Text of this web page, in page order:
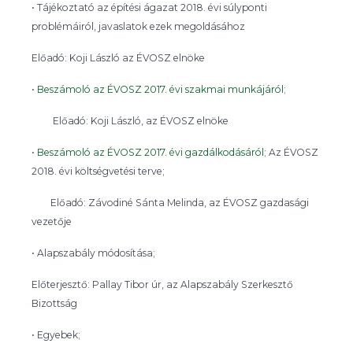
• Tájékoztató az építési ágazat 2018. évi súlyponti
problémáiról, javaslatok ezek megoldásához
Előadó: Koji László az ÉVOSZ elnöke
• Beszámoló az ÉVOSZ 2017. évi szakmai munkájáról;
Előadó: Koji László, az ÉVOSZ elnöke
• Beszámoló az ÉVOSZ 2017. évi gazdálkodásáról; Az ÉVOSZ
2018. évi költségvetési terve;
Előadó: Závodiné Sánta Melinda, az ÉVOSZ gazdasági
vezetője
• Alapszabály módosítása;
Előterjesztő: Pallay Tibor úr, az Alapszabály Szerkesztő
Bizottság
• Egyebek;